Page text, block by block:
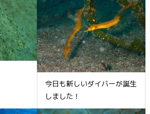
今日も新しいダイバーが誕生
しました！